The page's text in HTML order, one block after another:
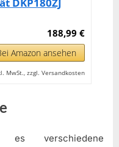
DKP180ZJ
188,99 €
Amazon ansehen
MwSt., zzgl. Versandkosten
verschiedene